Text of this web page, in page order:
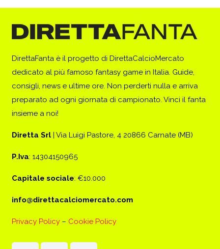
DirettaFanta è il progetto di DirettaCalcioMercato
dedicato al più famoso fantasy game in Italia. Guide,
consigli, news e ultime ore. Non perderti nulla e arriva
preparato ad ogni giornata di campionato. Vinci il fanta
insieme a noi!
Diretta Srl | Via Luigi Pastore, 4 20866 Carnate (MB)
P.Iva: 14304150965
Capitale sociale: €10.000
info@direttacalciomercato.com
Privacy Policy – Cookie Policy